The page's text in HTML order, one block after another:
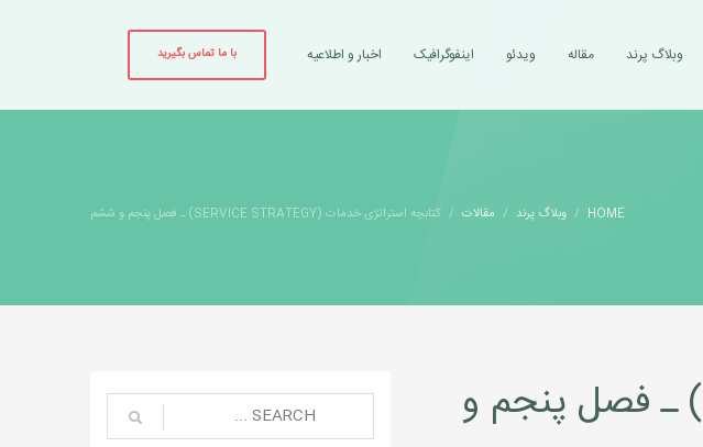
وبلاگ پرند مقاله ویدئو اینفوگرافیک اخبار و اطلاعیه با ما تماس بگیرید
HOME وبلاگ پرند مقالات کتابچه‌ استراتژی خدمات (SERVICE STRATEGY) ـ فصل پنجم و ششم
کتابچه‌ استراتژی خدمات (Service Strategy) ـ فصل پنجم و